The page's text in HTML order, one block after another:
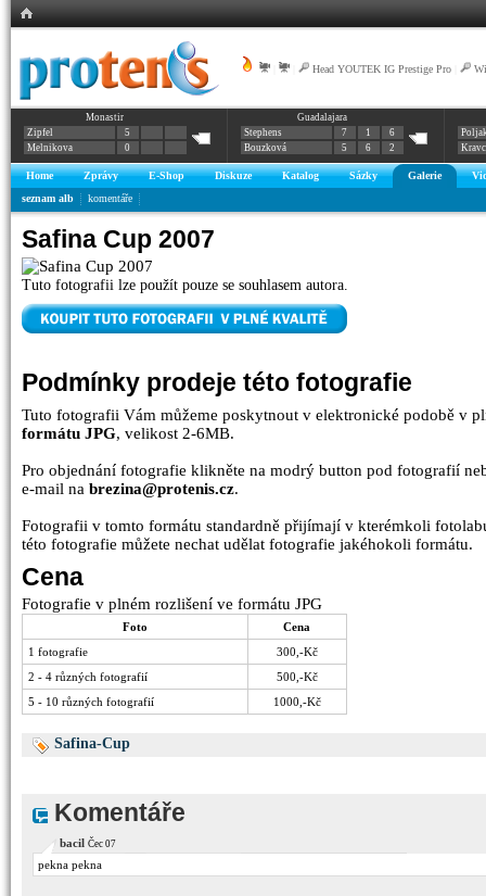
Head YOUTEK IG Prestige Pro
Monastir
Zipfel
5
Melnikova
0
Guadalajara
Stephens
7 1
6
Bouzková
5 6 2
Home Zprávy E-Shop Diskuze Katalog Sázky Galerie
seznam alb
komentáře
Safina Cup 2007
Tuto fotografii lze použít pouze se souhlasem autora.
Podmínky prodeje této fotografie
Tuto fotografii Vám můžeme poskytnout v elektronické podobě v
formátu JPG, velikost 2-6MB.
Pro objednání fotografie klikněte na modrý button pod fotografií
e-mail na brezina@protenis.cz.
Fotografii v tomto formátu standardně přijímají v kterémkoli
této fotografie můžete nechat udělat fotografie jakéhokoli formátu.
Cena
Fotografie v plném rozlišení ve formátu JPG
Foto
Cena
1 fotografie
300,-Kč
2 - 4 různých fotografií
500,-Kč
5 - 10 různých fotografií
1000,-Kč
Safina-Cup
Komentáře
bacil Čec 07
pekna pekna